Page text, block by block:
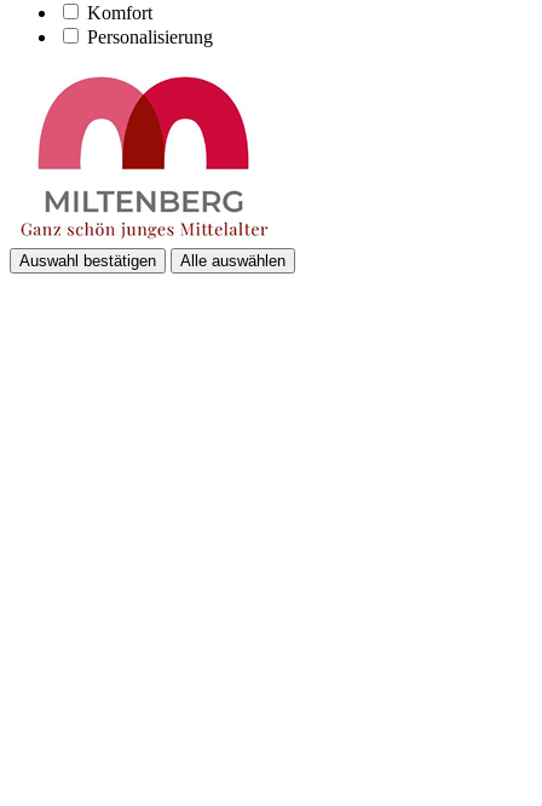
Komfort
Personalisierung
Auswahl bestätigen Alle auswählen